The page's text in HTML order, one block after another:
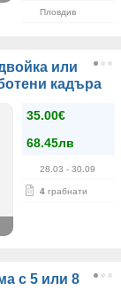
Пловдив
или
кадъра
35.00€
68.45лв
28.03 - 30.09
4 грабнати
с 5 или 8